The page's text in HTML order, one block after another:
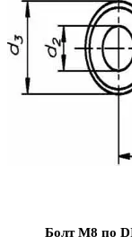
Болт М8 по